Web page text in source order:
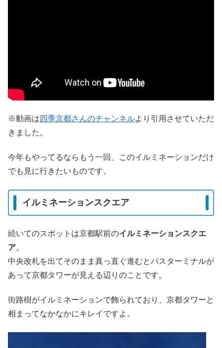
※動画は 四季京都さんのチャンネルより引用させていただ
きました。
今年もやってるならもう一回、このイルミネーションだけ
でも見に行きたいものです。
イルミネーションスクエア
続いてのスポットは京都駅前のイルミネーションスクエ
ア。
中央改札を出てそのまま真っ直ぐ進むとバスターミナルが
あって京都タワーが見える辺りのことです。
街路樹がイルミネーションで飾られており、京都タワーと
相まってなかなかにキレイですよ。